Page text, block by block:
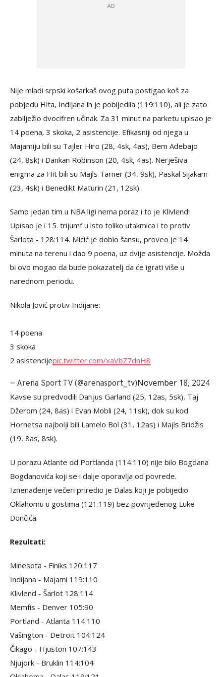
Nije mladi srpski košarkaš ovog puta postigao koš za
pobjedu Hita, Indijana ih je pobijedila (119:110), ali je zato
zabilježio dvocifren učinak. Za 31 minut na parketu upisao je
14 poena, 3 skoka, 2 asistencije. Efikasniji od njega u
Majamiju bili su Tajler Hiro (28, 4sk, 4as), Bem Adebajo
(24, 8sk) i Dankan Robinson (20, 4sk, 4as). Nerješiva
enigma za Hit bili su Majls Tarner (34, 9sk), Paskal Sijakam
(23, 4sk) i Benedikt Maturin (21, 12sk).
Samo jedan tim u NBA ligi nema poraz i to je Klivlend!
Upisao je i 15. trijumf u isto toliko utakmica i to protiv
Šarlota - 128:114. Micić je dobio šansu, proveo je 14
minuta na terenu i dao 9 poena, uz dvije asistencije. Možda
bi ovo mogao da bude pokazatelj da će igrati više u
narednom periodu.
Nikola Jović protiv Indijane:
14 poena
3 skoka
2 asistencijepic.twitter.com/xaVbZ7dnH8
— Arena Sport TV (@arenasport_tv)November 18, 2024
Kavse su predvodili Darijus Garland (25, 12as, 5sk), Taj
Džerom (24, 8as) i Evan Mobli (24, 11sk), dok su kod
Hornetsa najbolji bili Lamelo Bol (31, 12as) i Majls Bridžis
(19, 8as, 8sk).
U porazu Atlante od Portlanda (114:110) nije bilo Bogdana
Bogdanovića koji se i dalje oporavlja od povrede.
Iznenađenje večeri priredio je Dalas koji je pobijedio
Oklahomu u gostima (121:119) bez povrijeđenog Luke
Dončića.
Rezultati:
Minesota - Finiks 120:117
Indijana - Majami 119:110
Klivlend - Šarlot 128:114
Memfis - Denver 105:90
Portland - Atlanta 114:110
Vašington - Detroit 104:124
Čikago - Hjuston 107:143
Njujork - Bruklin 114:104